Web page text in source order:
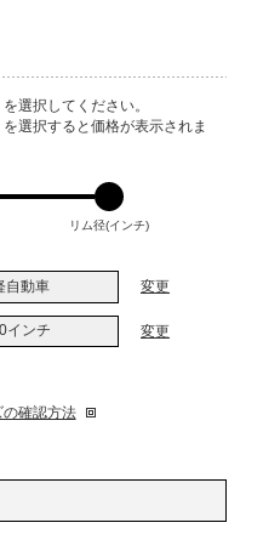
選択してください。
選択すると価格が表示されま
リム径(インチ)
自動車 変更
インチ 変更
確認方法